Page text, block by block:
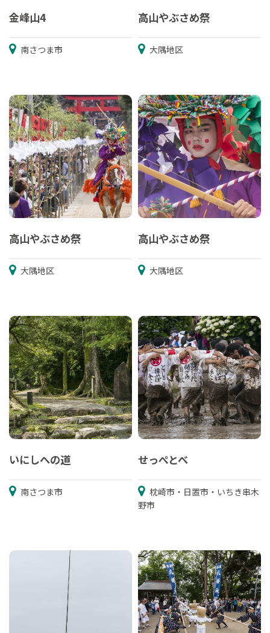
金峰山4
南さつま市
高山やぶさめ祭
大隅地区
高山やぶさめ祭
大隅地区
高山やぶさめ祭
大隅地区
いにしへの道
南さつま市
せっぺとべ
枕崎市・日置市・いちき串木
野市